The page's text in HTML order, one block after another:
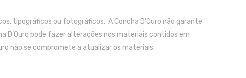
tipográficos ou fotográficos. A Concha D’Ouro não garante
D’Ouro pode fazer alterações nos materiais contidos em
não se compromete a atualizar os materiais.